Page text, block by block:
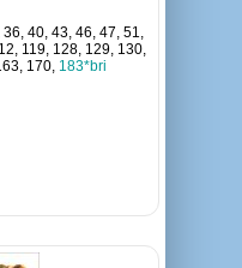
36, 40, 43, 46, 47, 51,
119, 128, 129, 130,
170, 183*bri